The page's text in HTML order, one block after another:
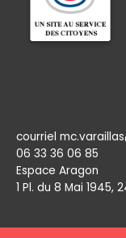
courriel
06 33 36 06 85
Espace Aragon
1 Pl. du 8 Mai 1945,